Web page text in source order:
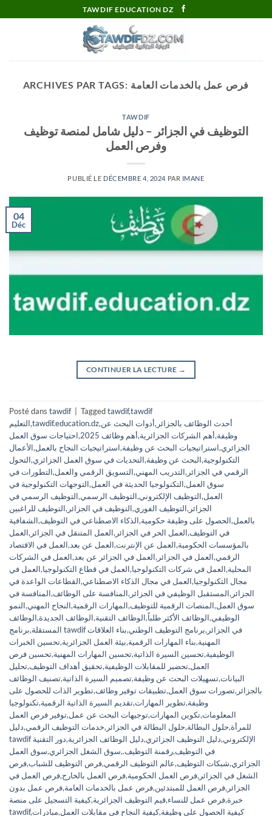
au
TAWDIF EDUCATION DZ
ARCHIVES PAR TAGS: فرص عمل بالخدمات العامة
TAWDIF
التوظيف في الجزائر – دليل شامل لمنصة توظيف
وفرص العمل
PUBLIÉ LE DÉCEMBRE 4, 2024 PAR IMANE
04
Déc
CONTINUER LA LECTURE →
Posté dans tawdif Taggedtawdif,tawdif
التعليم,tawdif.education.dz, أحدث الوظائف بالجزائر ,أدوات البحث عن
وظيفة,أهم الشركات الجزائرية,أهم وظائف 2025 ,احتياجات سوق العمل
الجزائري,استراتيجيات البحث عن وظيفة,استراتيجيات النجاح بالعمل,الأعمال
التكنولوجية,البحث عن وظيفة,التحديات في سوق العمل الجزائري,التحول
الرقمي في الجزائر ,التدريب المهني,التسويق الرقمي والعمل,التطورات في
سوق العمل,التكنولوجيا الحديثة في العمل,التوجهات التكنولوجية في
العمل,التوظيف الإلكتروني,التوظيف الرسمي,التوظيف الرسمي في
الجزائر ,التوظيف الفوري,التوظيف في الجزائر ,التوظيف للراغبين
بالعمل,الحصول على وظيفة حكومية,الذكاء الاصطناعي في التوظيف,الشفافية
في التوظيف,العمل الحر في الجزائر ,العمل المتنقل في الجزائر ,العمل
بالمؤسسات الحكومية,العمل عن الإنترنت,العمل عن بعد,العمل في الاقتصاد
الرقمي,العمل في الجزائر ,العمل في الجزائر عن بعد,العمل في الشركات
المحلية,العمل في شركات التكنولوجيا,العمل في قطاع التكنولوجيا,العمل في
مجال التكنولوجيا,العمل في مجال الذكاء الاصطناعي,القطاعات الواعدة في
الجزائر ,المستقبل الوظيفي في الجزائر ,المنافسة على الوظائف,المنافسة في
سوق العمل,المنصات الرقمية للتوظيف,المهارات الرقمية,النجاح المهني,النمو
الوظيفي,الوظائف الأكثر طلباً,الوظائف التقنية,الوظائف الجديدة,الوظائف
المستقلة, برنامج tawdif في الجزائر ,برنامج التوظيف الوطني,بناء العلاقات
المهنية,بناء المهارات الرقمية,بيئة العمل الجزائرية,تحسين الخبرات
الوظيفية,تحسين السيرة الذاتية,تحسين المهارات المهنية,تحسين فرص
العمل,تحضير للمقابلات الوظيفية,تحقيق أهداف التوظيف,تحليل
البيانات,تسهيلات البحث عن وظيفة,تصميم السيرة الذاتية,تصنيف الوظائف
بالجزائر ,تصورات سوق العمل,تطبيقات توفير وظائف,تطوير الذات للحصول على
وظيفة,تطوير المهارات,تقديم السيرة الذاتية الرقمية,تكنولوجيا
المعلومات,تكوين المهارات,توجيهات البحث عن عمل,توفير فرص العمل
للمرأة,حلول البطالة,حلول البطالة في الجزائر ,خدمات التوظيف الرقمي,دليل
tawdif الإلكتروني,دليل التوظيف الجزائري,دليل الوظائف الجزائرية,دور التقنية
في التوظيف,رقمنة التوظيف.,سوق الشغل الجزائري,سوق العمل
الجزائري,شبكات التوظيف,عالم التوظيف الرقمي,فرص التوظيف للشباب,فرص
الشغل في الجزائر ,فرص العمل الحكومية,فرص العمل بالخارج,فرص العمل في
الجزائر ,فرص العمل للمبتدئين,فرص عمل بالخدمات العامة,فرص عمل بدون
خبرة,فرص عمل للنساء,قيم التوظيف الجزائرية,كيفية التسجيل على منصة
tawdif, كيفية الحصول على وظيفة,كيفية النجاح في مقابلات العمل,مبادرات